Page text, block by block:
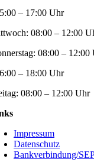
– 17:00 Uhr
08:00 – 12:00
08:00 – 12:00
– 18:00 Uhr
08:00 – 12:00 Uhr
Impressum
Datenschutz
Bankverbindung/